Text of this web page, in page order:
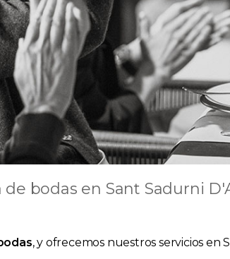
bodas en Sant Sadurni
, y ofrecemos nuestros servicios en